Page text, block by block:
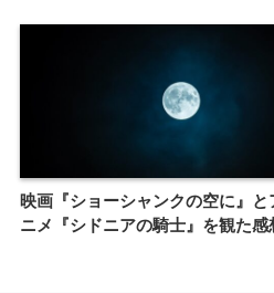
映画『ショーシャンクの空に』と
ニメ『シドニアの騎士』を観た感